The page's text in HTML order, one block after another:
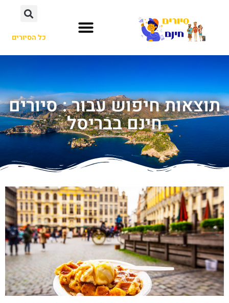
כל הסיורים
תוצאות חיפוש עבור : סיורים
חינם בבריסל